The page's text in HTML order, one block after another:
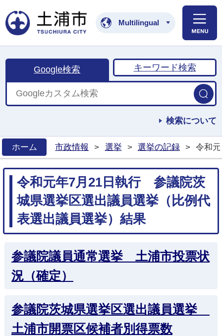
土浦市公式ホームペ
Multilingual
Google検索 キーワード検索
検索について
ホーム
市政情報 > 選挙 > 選挙の記録 > 令和
令和元年7月21日執行 参議院茨
城県選挙区選出議員選挙（比例代
表選出議員選挙）結果
参議院議員通常選挙 土浦市投票状
況（確定）
参議院茨城県選挙区選出議員選挙
土浦市開票区候補者別得票数